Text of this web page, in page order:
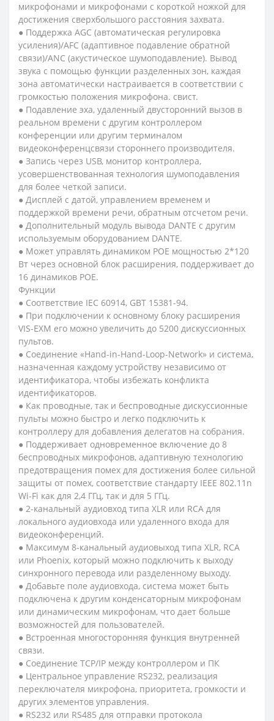
микрофонами и микрофонами с короткой ножкой для
достижения сверхбольшого расстояния захвата.
● Поддержка AGC (автоматическая регулировка
усиления)/AFC (адаптивное подавление обратной
связи)/ANC (акустическое шумоподавление). Вывод
звука с помощью функции разделенных зон, каждая
зона автоматически настраивается в соответствии с
громкостью положения микрофона. свист.
● Подавление эха, удаленный двусторонний вызов в
реальном времени с другим контроллером
конференции или другим терминалом
видеоконференцсвязи стороннего производителя.
● Запись через USB, монитор контроллера,
усовершенствованная технология шумоподавления
для более четкой записи.
● Дисплей с датой, управлением временем и
поддержкой времени речи, обратным отсчетом речи.
● Дополнительный модуль вывода DANTE с другим
используемым оборудованием DANTE.
● Может управлять динамиком POE мощностью 2*120
Вт через основной блок расширения, поддерживает до
16 динамиков POE.
Функции
● Соответствие IEC 60914, GBT 15381-94.
● При подключении к основному блоку расширения
VIS-EXM его можно увеличить до 5200 дискуссионных
пультов.
● Соединение «Hand-in-Hand-Loop-Network» и система,
назначенная каждому устройству независимо от
идентификатора, чтобы избежать конфликта
идентификаторов.
● Как проводные, так и беспроводные дискуссионные
пульты можно быстро и легко подключить к
контроллеру для добавления делегатов на собрания.
● Поддерживает одновременное включение до 8
беспроводных микрофонов, адаптивную технологию
предотвращения помех для достижения более сильной
защиты от помех, соответствие стандарту IEEE 802.11n
Wi-Fi как для 2,4 ГГц, так и для 5 ГГц.
● 2-канальный аудиовход типа XLR или RCA для
локального аудиовхода или удаленного входа для
видеоконференций.
● Максимум 8-канальный аудиовыход типа XLR, RCA
или Phoenix, который можно подключить к выходу
синхронного перевода или разделенному выходу.
● Добавьте поле аудиовхода, система может быть
подключена к другим конденсаторным микрофонам
или динамическим микрофонам, что дает больше
возможностей для пользователей.
● Встроенная многосторонняя функция внутренней
связи.
● Соединение TCP/IP между контроллером и ПК
● Центральное управление RS232, реализация
переключателя микрофона, приоритета, громкости и
других элементов управления.
● RS232 или RS485 для отправки протокола